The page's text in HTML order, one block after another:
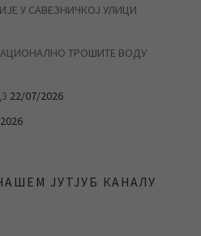
У САВЕЗНИЧКОЈ УЛИЦИ
ТРОШИТЕ ВОДУ
22/07/2026
ЈУТЈУБ КАНАЛУ